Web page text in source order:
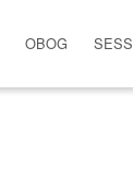
OBOG